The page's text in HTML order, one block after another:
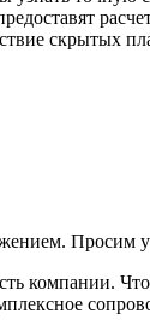
скрытых
Просим
компании.